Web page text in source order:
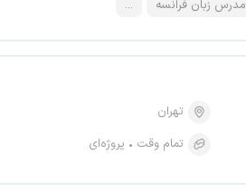
مدرس زبان فرانسه ...
تهران
تمام وقت
پروژه‌ای